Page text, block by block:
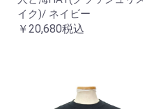
イク)/ ネイビー
￥20,680税込